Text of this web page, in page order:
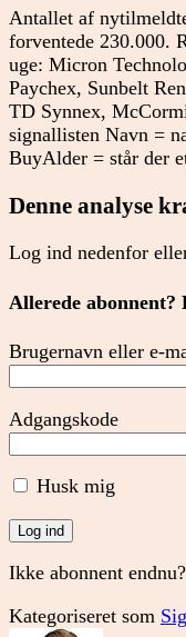
Antallet af
forventede 230.000.
uge: Micron
Paychex, Sunbelt
TD Synnex,
signallisten Navn =
BuyAlder = står der
Denne analyse
Log ind nedenfor
Allerede abonnent?
Brugernavn eller e-
Adgangskode
Husk mig
Ikke abonnent
Kategoriseret som